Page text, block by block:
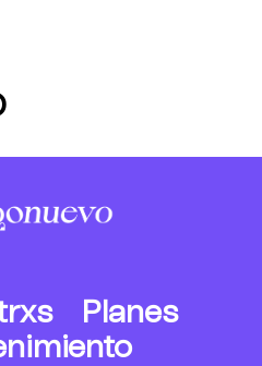
Planes